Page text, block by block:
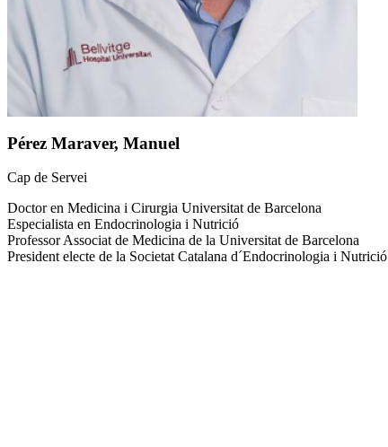
Pérez Maraver, Manuel
Cap de Servei
Doctor en Medicina i Cirurgia Universitat de Barcelona
Especialista en Endocrinologia i Nutrició
Professor Associat de Medicina de la Universitat de Barcelona
President electe de la Societat Catalana d´Endocrinologia i Nutrició